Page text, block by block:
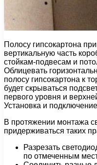
Полосу гипсокартона
вертикальную часть
стойкам-подвесам и
Облицевать
полосу гипсокартона к
будет скрываться
первого уровня и
Установка и
В протяжении монтажа
придерживаться таких
Разрезать
по отмеченным